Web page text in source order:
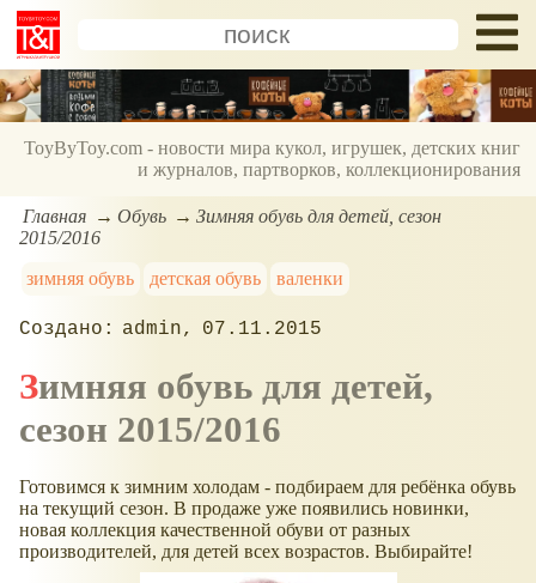
ToyByToy.com - новости мира кукол, игрушек, детских книг
и журналов, партворков, коллекционирования
Главная Обувь
Зимняя обувь для детей, сезон
2015/2016
зимняя обувь
детская обувь валенки
admin 07.11.2015
Зимняя обувь для детей,
сезон 2015/2016
Готовимся к зимним холодам - подбираем для ребёнка обувь
на текущий сезон. В продаже уже появились новинки,
новая коллекция качественной обуви от разных
производителей, для детей всех возрастов. Выбирайте!